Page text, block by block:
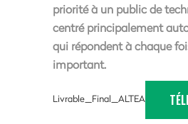
priorité à un public de
centré principalement
qui répondent à chaque
important.
Livrable_Final_ALTEA